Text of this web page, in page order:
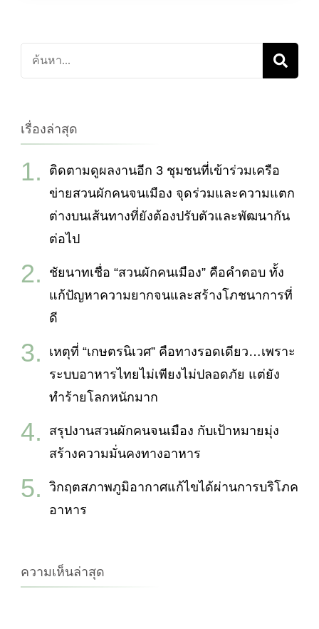
ค้นหา
เกี่ยว
เรื่องล่าสุด
ติดตามดูผลงานอีก 3 ชุมชนที่เข้าร่วมเครือ
ข่ายสวนผักคนจนเมือง จุดร่วมและความแตก
ต่างบนเส้นทางที่ยังต้องปรับตัวและพัฒนากัน
ต่อไป
ชัยนาทเชื่อ “สวนผักคนเมือง” คือคำตอบ ทั้ง
แก้ปัญหาความยากจนและสร้างโภชนาการที่
ดี
เหตุที่ “เกษตรนิเวศ” คือทางรอดเดียว…เพราะ
ระบบอาหารไทยไม่เพียงไม่ปลอดภัย แต่ยัง
ทำร้ายโลกหนักมาก
สรุปงานสวนผักคนจนเมือง กับเป้าหมายมุ่ง
สร้างความมั่นคงทางอาหาร
วิกฤตสภาพภูมิอากาศแก้ไขได้ผ่านการบริโภค
อาหาร
ความเห็นล่าสุด